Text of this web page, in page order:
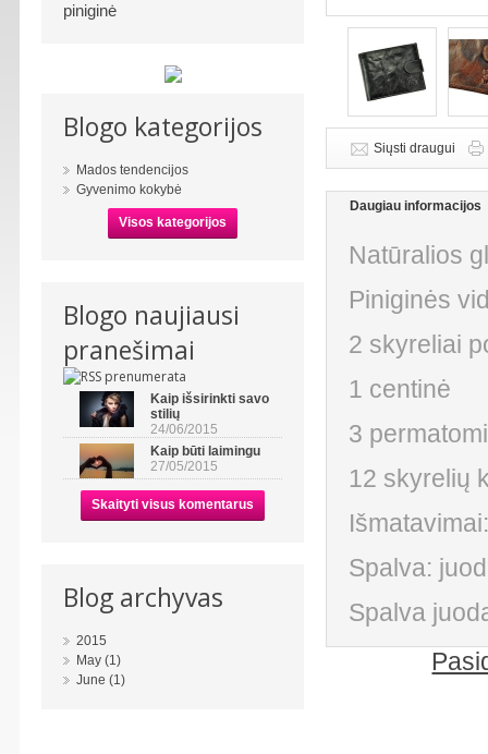
piniginė
Blogo kategorijos
Mados tendencijos
Gyvenimo kokybė
Visos kategorijos
Blogo naujiausi
pranešimai
Kaip išsirinkti savo
stilių
24/06/2015
Kaip būti laimingu
27/05/2015
Skaityti visus komentarus
Blog archyvas
2015
May (1)
June (1)
Siųsti draugui
Daugiau informacijos
Natūralios
Piniginės
2 skyreliai
1 centinė
3
12 skyrelių
Spalva:
Spalva